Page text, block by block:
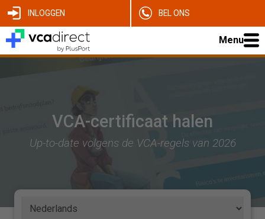
INLOGGEN BEL ONS
Menu
VCA-certificaat halen
Up-to-date volgens de VCA-regels van 2026